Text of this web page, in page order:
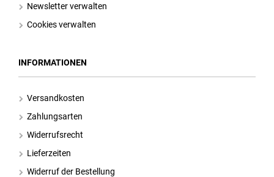
Newsletter verwalten
Cookies verwalten
INFORMATIONEN
Versandkosten
Zahlungsarten
Widerrufsrecht
Lieferzeiten
Widerruf der Bestellung